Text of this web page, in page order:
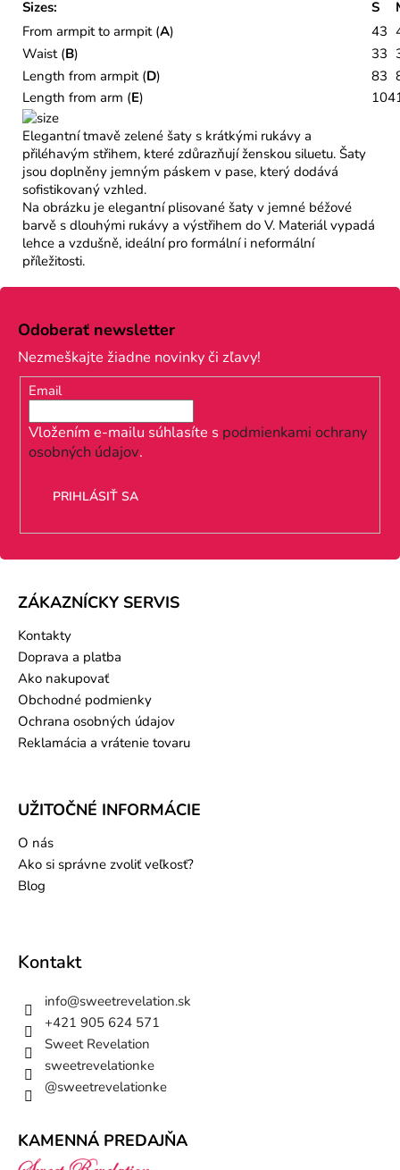
Sizes: S
From armpit to armpit (A) 43
Waist (B) 33
Length from armpit (D) 83
Length from arm (E) 104
Elegantní tmavě zelené šaty s krátkými rukávy a
přiléhavým střihem, které zdůrazňují ženskou siluetu. Šaty
jsou doplněny jemným páskem v pase, který dodává
sofistikovaný vzhled.
Na obrázku je elegantní plisované šaty v jemné béžové
barvě s dlouhými rukávy a výstřihem do V. Materiál vypadá
lehce a vzdušně, ideální pro formální i neformální
příležitosti.
Z
Odoberať newsletter
Nezmeškajte žiadne novinky či zľavy!
Email
Vložením e-mailu súhlasíte s podmienkami ochrany
osobných údajov.
PRIHLÁSIŤ SA
ZÁKAZNÍCKY SERVIS
Kontakty
Doprava a platba
Ako nakupovať
Obchodné podmienky
Ochrana osobných údajov
Reklamácia a vrátenie tovaru
UŽITOČNÉ INFORMÁCIE
O nás
Ako si správne zvoliť veľkosť?
Blog
Kontakt
info@sweetrevelation.sk
+421 905 624 571
Sweet Revelation
sweetrevelationke
@sweetrevelationke
KAMENNÁ PREDAJŇA